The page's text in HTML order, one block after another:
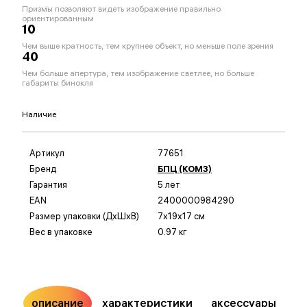
Призмы позволяют видеть изображение правильно
ориентированным
10
Чем выше кратность, тем крупнее объект, но меньше поле зрения
40
Чем больше апертура, тем изображение светлее, но больше
габариты бинокля
Наличие
Артикул
77651
Бренд
БПЦ (КОМЗ)
Гарантия
5 лет
EAN
2400000984290
Размер упаковки (ДxШxВ)
7x19x17 см
Вес в упаковке
0.97 кг
описание характеристики аксессуары